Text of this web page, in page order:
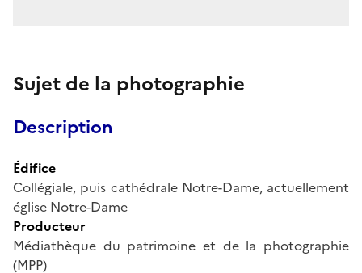
Sujet de la photographie
Description
Édifice
Collégiale, puis cathédrale Notre-Dame, actuellement
église Notre-Dame
Producteur
Médiathèque du patrimoine et de la photographie
(MPP)